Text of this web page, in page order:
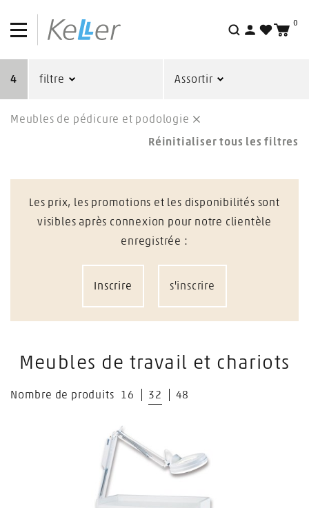
Recherche
0
4 filtre Assortir
Meubles de pédicure et podologie
Réinitialiser tous les filtres
Les prix, les promotions et les disponibilités sont
visibles après connexion pour notre clientèle
enregistrée :
Inscrire s'inscrire
Meubles de travail et chariots
Nombre de produits 16 32 48